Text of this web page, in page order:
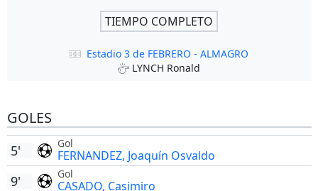
TIEMPO COMPLETO
Estadio 3 de FEBRERO - ALMAGRO
LYNCH Ronald
GOLES
Gol
FERNANDEZ, Joaquín Osvaldo
5'
Gol
CASADO, Casimiro
9'